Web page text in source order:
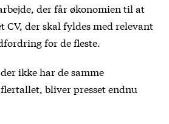
der får økonomien til at
CV, der skal fyldes med relevant
for de fleste.
ikke har de samme
bliver presset endnu